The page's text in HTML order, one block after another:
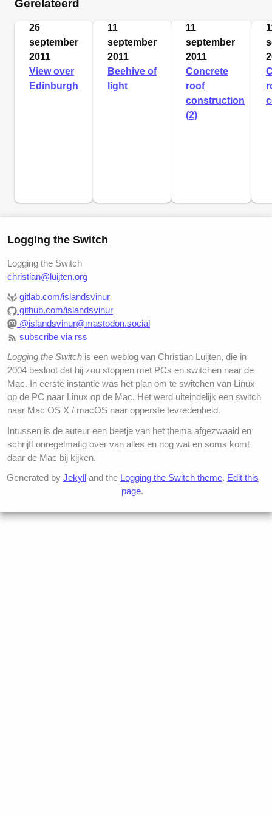
Gerelateerd
26
september
2011
View over
Edinburgh
11
september
2011
Beehive of
light
11
september
2011
Concrete
roof
construction
(2)
Logging the Switch
Logging the Switch
christian@luijten.org
gitlab.com/islandsvinur
github.com/islandsvinur
@islandsvinur@mastodon.social
subscribe via rss
Logging the Switch is een weblog van Christian Luijten, die in
2004 besloot dat hij zou stoppen met PCs en switchen naar de
Mac. In eerste instantie was het plan om te switchen van Linux
op de PC naar Linux op de Mac. Het werd uiteindelijk een switch
naar Mac OS X / macOS naar opperste tevredenheid.
Intussen is de auteur een beetje van het thema afgezwaaid en
schrijft onregelmatig over van alles en nog wat en soms komt
daar de Mac bij kijken.
Generated by Jekylland the Logging the Switch theme. Edit this
page.